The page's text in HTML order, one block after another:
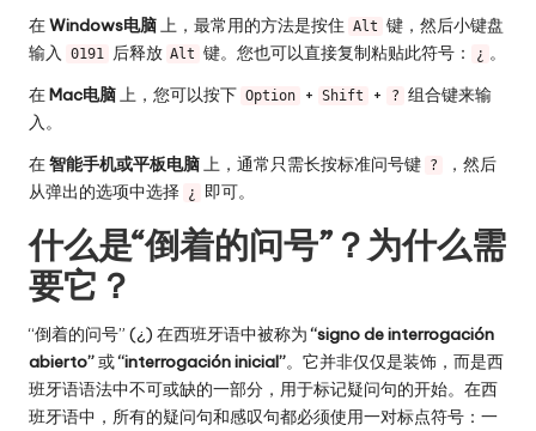
在Windows电脑上，最常用的方法是按住 Alt 键，然后小键盘
输入
0191 后释放 Alt 键。您也可以直接复制粘贴此符号： ¿ 。
在Mac电脑上，您可以按下 Option + Shift + ? 组合键来输
入。
在智能手机或平板电脑上，通常只需长按标准问号键 ?
，然后
从弹出的选项中选择
¿ 即可。
什么是“倒着的问号”？为什么需
要它？
“倒着的问号” (¿) 在西班牙语中被称为“signo de interrogación
abierto”或“interrogación inicial”。它并非仅仅是装饰，而是西
班牙语语法中不可或缺的一部分，用于标记疑问句的开始。在西
班牙语中，所有的疑问句和感叹句都必须使用一对标点符号：一